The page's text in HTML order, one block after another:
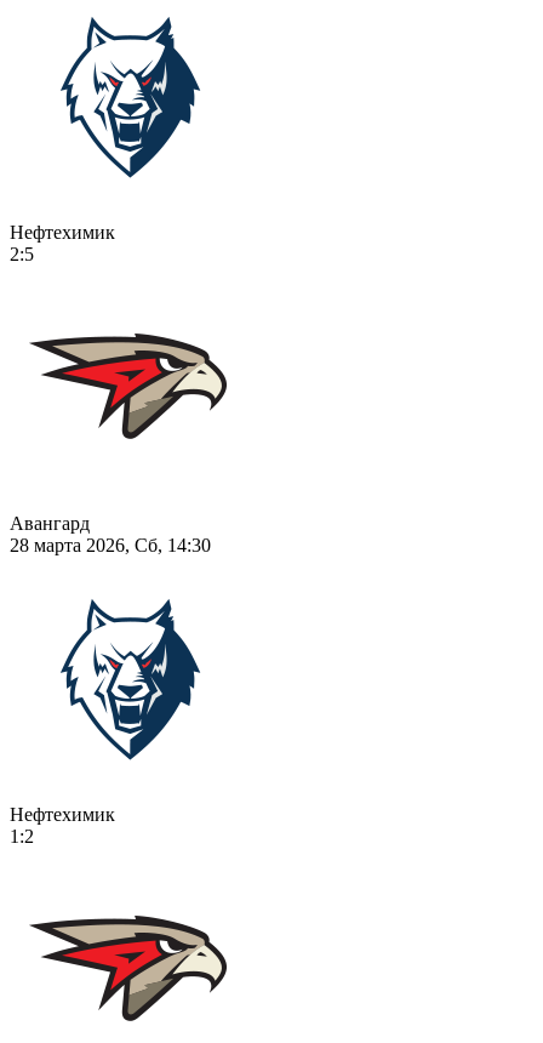
Нефтехимик
2:5
Авангард
28 марта 2026, Сб, 14:30
Нефтехимик
1:2